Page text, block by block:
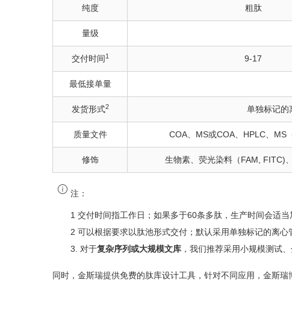
纯度 粗肽
量级
交付时间1 9-17
最低接单量
发货形式2 单独标记的
质量文件 COA、MS或COA、HPLC、MS
修饰 生物素、荧光染料（FAM, FITC)
注：
1 交付时间指工作日；如果多于60条多肽，生产时间会适当
2 可以根据要求以肽池形式交付；默认采用单独标记的离心
3. 对于复杂序列或大规模文库 ，我们推荐采用小规模测试
同时，金斯瑞提供免费的肽库设计工具，针对不同应用，金斯瑞